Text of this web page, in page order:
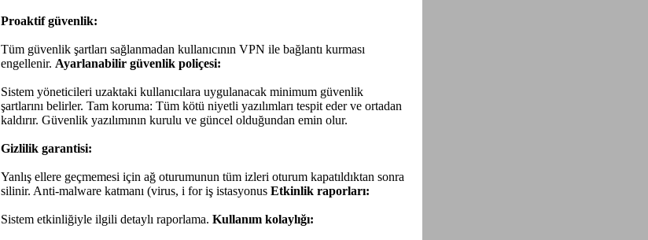
Proaktif güvenlik:
Tüm güvenlik şartları sağlanmadan kullanıcının VPN ile bağlantı kurması
engellenir. Ayarlanabilir güvenlik poliçesi:
Sistem yöneticileri uzaktaki kullanıcılara uygulanacak minimum güvenlik
şartlarını belirler. Tam koruma: Tüm kötü niyetli yazılımları tespit eder ve ortadan
kaldırır. Güvenlik yazılımının kurulu ve güncel olduğundan emin olur.
Gizlilik garantisi:
Yanlış ellere geçmemesi için ağ oturumunun tüm izleri oturum kapatıldıktan sonra
silinir. Anti-malware katmanı (virus, i for iş istasyonus Etkinlik raporları:
Sistem etkinliğiyle ilgili detaylı raporlama. Kullanım kolaylığı: